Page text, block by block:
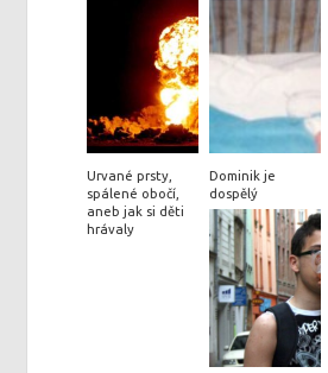
Urvané prsty,
spálené obočí,
aneb jak si děti
hrávaly
Dominik je
dospělý